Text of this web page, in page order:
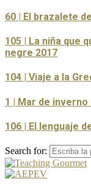
60 | El brazalete
105 | La niña que
negre 2017
104 | Viaje a la
1 | Mar de inverno
106 | El lenguaje
Search for: